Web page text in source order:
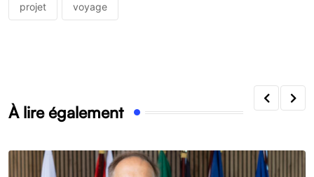
projet voyage
À lire également